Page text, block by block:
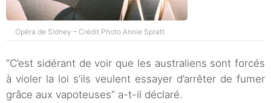
Opéra de Sidney – Crédit Photo Annie Spratt
“C’est sidérant de voir que les australiens sont forcés
à violer la loi s’ils veulent essayer d’arrêter de fumer
grâce aux vapoteuses” a-t-il déclaré.